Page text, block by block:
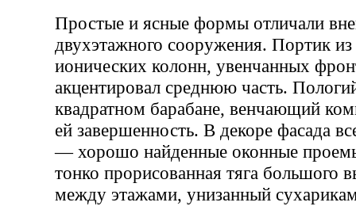
Простые и ясные формы отличали
двухэтажного сооружения. Портик
ионических колонн, увенчанных
акцентировал среднюю часть.
квадратном барабане, венчающий
ей завершенность. В декоре фасада
— хорошо найденные оконные
тонко прорисованная тяга большого
между этажами, унизанный